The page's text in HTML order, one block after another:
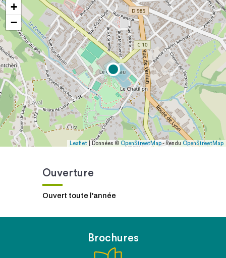
+
−
Leaflet | Données © OpenStreetMap- Rendu OpenStreetMap
Ouverture
Ouvert toute l'année
Brochures